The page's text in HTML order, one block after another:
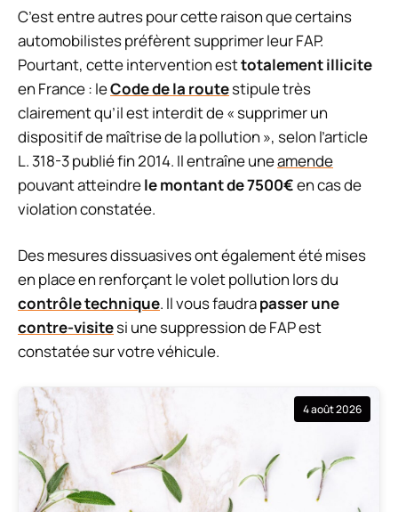
C’est entre autres pour cette raison que certains
automobilistes préfèrent supprimer leur FAP.
Pourtant, cette intervention esttotalement illicite
en France : leCode de la routestipule très
clairement qu’il est interdit de « supprimer un
dispositif de maîtrise de la pollution », selon l’article
L. 318-3 publié fin 2014. Il entraîne uneamende
pouvant atteindrele montant de 7500€en cas de
violation constatée.
Des mesures dissuasives ont également été mises
en place en renforçant le volet pollution lors du
contrôle technique. Il vous faudrapasser une
contre-visitesi une suppression de FAP est
constatée sur votre véhicule.
4 août 2026